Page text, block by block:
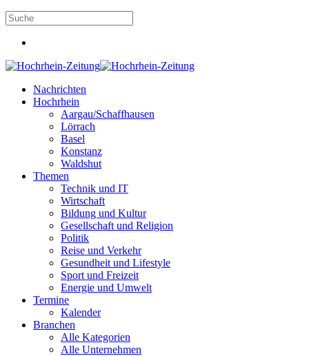
Nachrichten
Hochrhein
Aargau/Schaffhausen
Lörrach
Basel
Konstanz
Waldshut
Themen
Technik und IT
Wirtschaft
Bildung und Kultur
Gesellschaft und Religion
Politik
Reise und Verkehr
Gesundheit und Lifestyle
Sport und Freizeit
Energie und Umwelt
Termine
Kalender
Branchen
Alle Kategorien
Alle Unternehmen